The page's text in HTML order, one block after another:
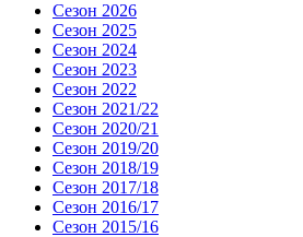
Сезон 2026
Сезон 2025
Сезон 2024
Сезон 2023
Сезон 2022
Сезон 2021/22
Сезон 2020/21
Сезон 2019/20
Сезон 2018/19
Сезон 2017/18
Сезон 2016/17
Сезон 2015/16